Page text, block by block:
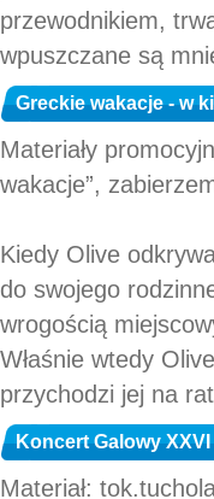
przewodnikiem,
wpuszczane są
Greckie wakacje - w
Materiały
wakacje”,
Kiedy Olive
do swojego
wrogością
Właśnie wtedy
przychodzi jej na
Koncert Galowy
Materiał: